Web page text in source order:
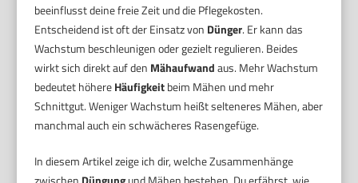
beeinflusst deine freie Zeit und die Pflegekosten.
Entscheidend ist oft der Einsatz von Dünger. Er kann das
Wachstum beschleunigen oder gezielt regulieren. Beides
wirkt sich direkt auf den Mähaufwandaus. Mehr Wachstum
bedeutet höhereHäufigkeitbeim Mähen und mehr
Schnittgut. Weniger Wachstum heißt selteneres Mähen, aber
manchmal auch ein schwächeres Rasengefüge.
In diesem Artikel zeige ich dir, welche Zusammenhänge